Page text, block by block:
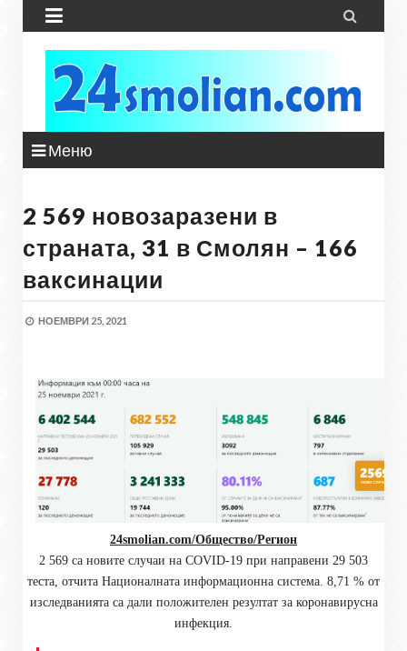
 
Меню
2 569 новозаразени в
страната, 31 в Смолян – 166
ваксинации
НОЕМВРИ 25, 2021
24smolian.com/Общество/Регион
2 569 са новите случаи на COVID-19 при направени 29 503
теста, отчита Националната информационна система. 8,71 % от
изследванията са дали положителен резултат за коронавирусна
инфекция.